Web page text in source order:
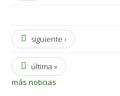
siguiente ›
última »
más noticias